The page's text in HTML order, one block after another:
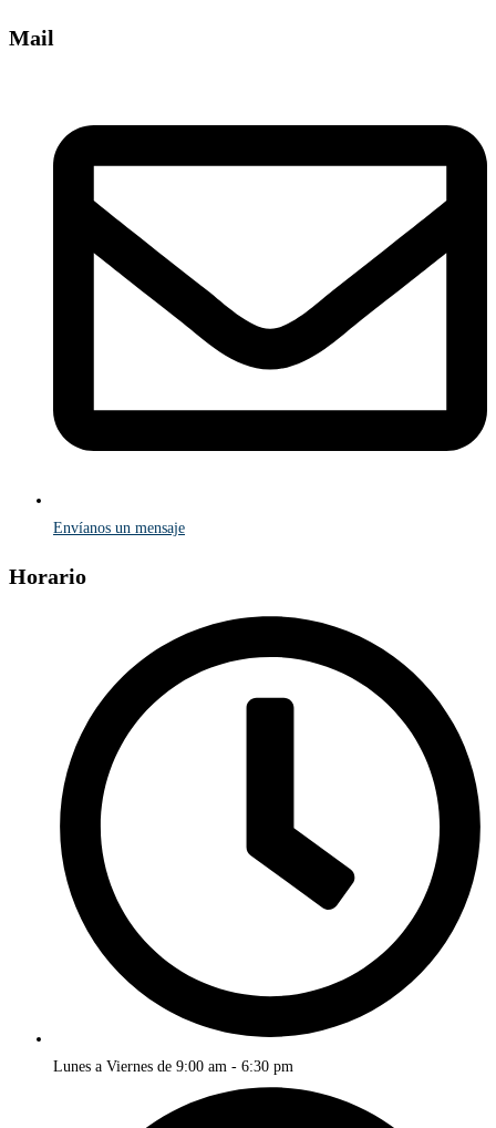
Mail
Envíanos un mensaje
Horario
Lunes a Viernes de 9:00 am - 6:30 pm